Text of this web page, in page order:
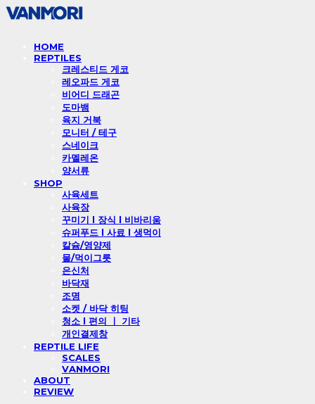
HOME
REPTILES
크레스티드 게코
레오파드 게코
비어디 드래곤
도마뱀
육지 거북
모니터 / 테구
스네이크
카멜레온
양서류
SHOP
사육세트
사육장
꾸미기 l 장식 l 비바리움
슈퍼푸드 l 사료 l 생먹이
칼슘/영양제
물/먹이그릇
은신처
바닥재
조명
소켓 / 바닥 히팅
청소 l 편의 ㅣ 기타
개인결제창
REPTILE LIFE
SCALES
VANMORI
ABOUT
REVIEW